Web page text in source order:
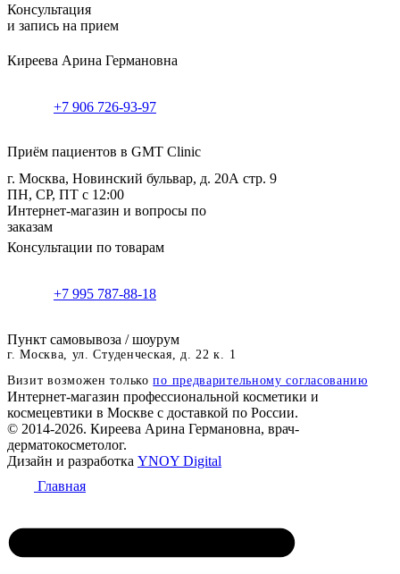
Консультация
и запись на прием
Киреева Арина Германовна
+7 906 726-93-97
Приём пациентов в GMT Clinic
г. Москва, Новинский бульвар, д. 20А стр. 9
ПН, СР, ПТ с 12:00
Интернет-магазин и вопросы по
заказам
Консультации по товарам
+7 995 787-88-18
Пункт самовывоза / шоурум
г. Москва, ул. Студенческая, д. 22 к. 1
Визит возможен толькопо предварительному согласованию
Интернет-магазин профессиональной косметики и
космецевтики в Москве с доставкой по России.
© 2014-2026. Киреева Арина Германовна, врач-
дерматокосметолог.
Дизайн и разработка YNOY Digital
Главная